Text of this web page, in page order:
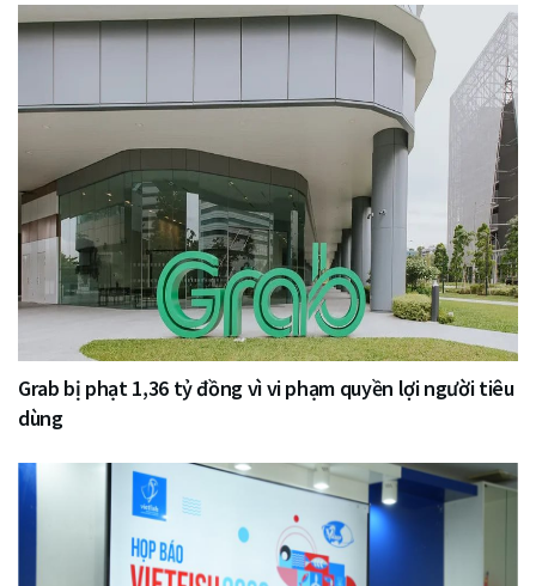
Grab bị phạt 1,36 tỷ đồng vì vi phạm quyền lợi người tiêu
dùng